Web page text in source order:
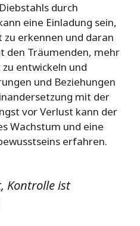
durch
eine Einladung sein,
erkennen und daran
den Träumenden, mehr
entwickeln und
und Beziehungen
mit der
vor Verlust kann der
Wachstum und eine
erfahren.
Kontrolle ist